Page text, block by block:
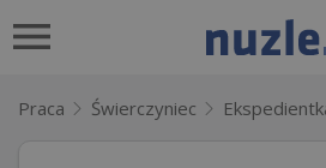
Praca Świerczyniec